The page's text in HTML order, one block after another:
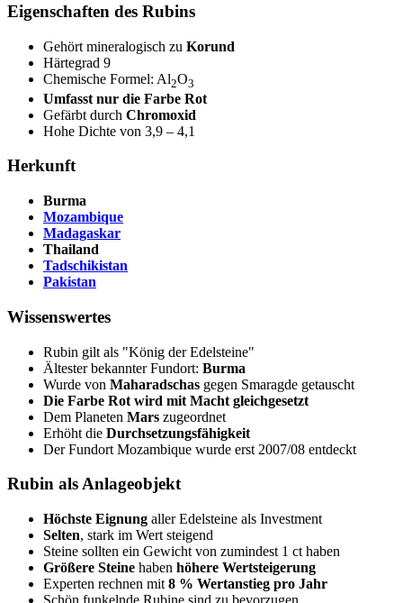
Eigenschaften des Rubins
Gehört mineralogisch zu Korund
Härtegrad 9
Chemische Formel: Al2O3
Umfasst nur die Farbe Rot
Gefärbt durch Chromoxid
Hohe Dichte von 3,9 – 4,1
Herkunft
Burma
Mozambique
Madagaskar
Thailand
Tadschikistan
Pakistan
Wissenswertes
Rubin gilt als "König der Edelsteine"
Ältester bekannter Fundort: Burma
Wurde von Maharadschas gegen Smaragde getauscht
Die Farbe Rot wird mit Macht gleichgesetzt
Dem Planeten Mars zugeordnet
Erhöht die Durchsetzungsfähigkeit
Der Fundort Mozambique wurde erst 2007/08 entdeckt
Rubin als Anlageobjekt
Höchste Eignung aller Edelsteine als Investment
Selten, stark im Wert steigend
Steine sollten ein Gewicht von zumindest 1 ct haben
Größere Steine haben höhere Wertsteigerung
Experten rechnen mit 8 % Wertanstieg pro Jahr
Schön funkelnde Rubine sind zu bevorzugen